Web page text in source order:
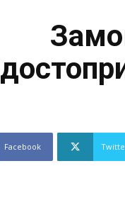
Facebook